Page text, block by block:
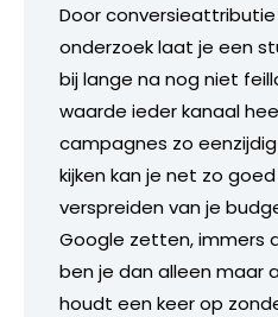
Door
onderzoek laat je een
bij lange na nog niet
waarde ieder kanaal
campagnes zo
kijken kan je net zo
verspreiden van je
Google zetten, immers
ben je dan alleen maar
houdt een keer op